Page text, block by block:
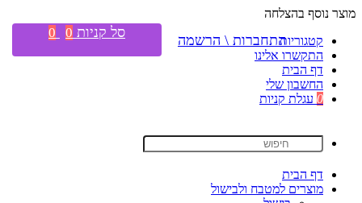
מוצר נוסף בהצלחה
קטגוריות
התקשרו אלינו
דף הבית
החשבון שלי
0 עגלת קניות
דף הבית
מוצרים למטבח ולבישול
התחברות \ הרשמה סל קניות 0
0